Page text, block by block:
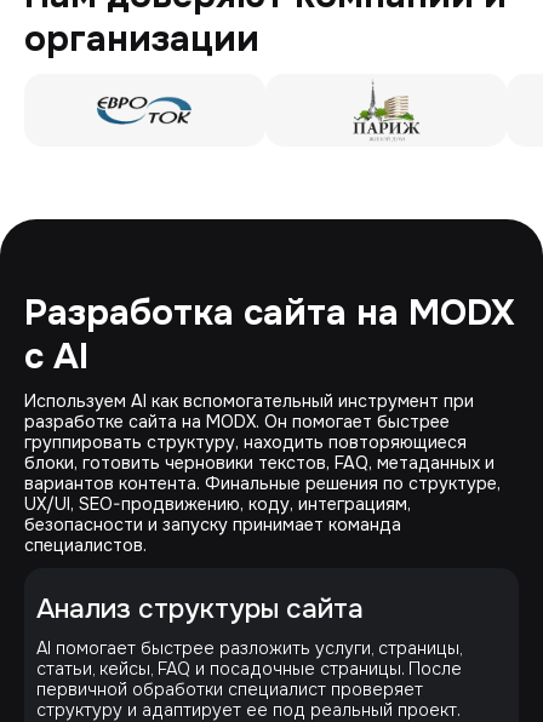
организации
Разработка сайта на MODX
с AI
Используем AI как вспомогательный инструмент при
разработке сайта на MODX. Он помогает быстрее
группировать структуру, находить повторяющиеся
блоки, готовить черновики текстов, FAQ, метаданных и
вариантов контента. Финальные решения по структуре,
UX/UI, SEO-продвижению, коду, интеграциям,
безопасности и запуску принимает команда
специалистов.
Анализ структуры сайта
AI помогает быстрее разложить услуги, страницы,
статьи, кейсы, FAQ и посадочные страницы. После
первичной обработки специалист проверяет
структуру и адаптирует ее под реальный проект.